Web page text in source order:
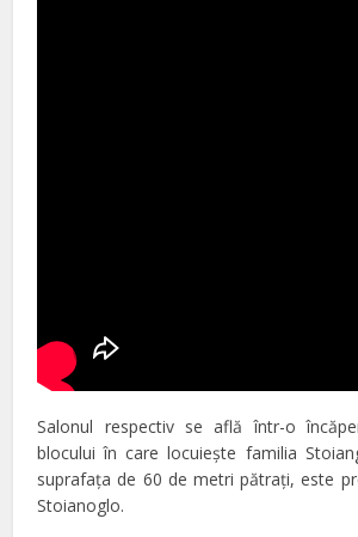
Salonul respectiv se află într-o
blocului în care locuieşte familia
suprafaţa de 60 de metri pătraţi, este
Stoianoglo.